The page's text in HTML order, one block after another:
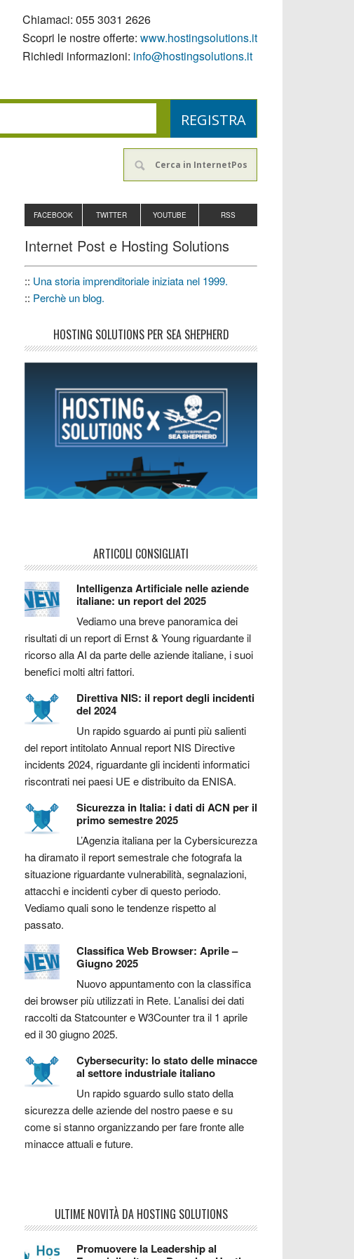
Chiamaci: 055 3031 2626
Scopri le nostre offerte: www.hostingsolutions.it
Richiedi informazioni: info@hostingsolutions.it
FACEBOOK TWITTER YOUTUBE RSS
Internet Post e Hosting Solutions
:: Una storia imprenditoriale iniziata nel 1999.
:: Perchè un blog.
HOSTING SOLUTIONS PER SEA SHEPHERD
ARTICOLI CONSIGLIATI
Intelligenza Artificiale nelle aziende
italiane: un report del 2025
Vediamo una breve panoramica dei
risultati di un report di Ernst & Young riguardante il
ricorso alla AI da parte delle aziende italiane, i suoi
benefici molti altri fattori.
Direttiva NIS: il report degli incidenti
del 2024
Un rapido sguardo ai punti più salienti
del report intitolato Annual report NIS Directive
incidents 2024, riguardante gli incidenti informatici
riscontrati nei paesi UE e distribuito da ENISA.
Sicurezza in Italia: i dati di ACN per il
primo semestre 2025
L’Agenzia italiana per la Cybersicurezza
ha diramato il report semestrale che fotografa la
situazione riguardante vulnerabilità, segnalazioni,
attacchi e incidenti cyber di questo periodo.
Vediamo quali sono le tendenze rispetto al
passato.
Classifica Web Browser: Aprile –
Giugno 2025
Nuovo appuntamento con la classifica
dei browser più utilizzati in Rete. L’analisi dei dati
raccolti da Statcounter e W3Counter tra il 1 aprile
ed il 30 giugno 2025.
Cybersecurity: lo stato delle minacce
al settore industriale italiano
Un rapido sguardo sullo stato della
sicurezza delle aziende del nostro paese e su
come si stanno organizzando per fare fronte alle
minacce attuali e future.
ULTIME NOVITÀ DA HOSTING SOLUTIONS
Promuovere la Leadership al